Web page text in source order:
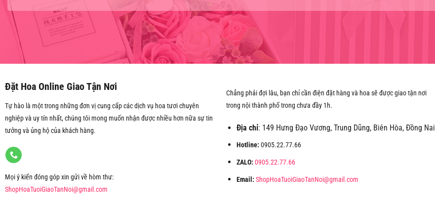
Đặt Hoa Online Giao Tận Nơi
Tự hào là một trong những đơn vị cung cấp các dịch vụ hoa tươi chuyên
nghiệp và uy tín nhất, chúng tôi mong muốn nhận được nhiều hơn nữa sự tin
tưởng và ủng hộ của khách hàng.
Mọi ý kiến đóng góp xin gửi về hòm thư:
ShopHoaTuoiGiaoTanNoi@gmail.com
Chẳng phải đợi lâu, bạn chỉ cần điện đặt hàng và hoa sẽ được giao tận nơi
trong nội thành phố trong chưa đầy 1h.
Địa chỉ: 149 Hưng Đạo Vương, Trung Dũng, Biên Hòa, Đồng Nai
Hotline: 0905.22.77.66
ZALO: 0905.22.77.66
Email: ShopHoaTuoiGiaoTanNoi@gmail.com